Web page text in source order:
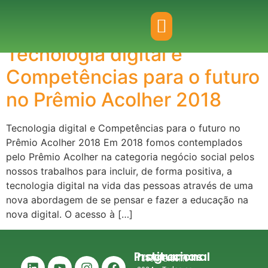
May 20, 2019
Tecnologia digital e
Competências para o futuro
no Prêmio Acolher 2018
Tecnologia digital e Competências para o futuro no
Prêmio Acolher 2018 Em 2018 fomos contemplados
pelo Prêmio Acolher na categoria negócio social pelos
nossos trabalhos para incluir, de forma positiva, a
tecnologia digital na vida das pessoas através de uma
nova abordagem de se pensar e fazer a educação na
nova digital. O acesso à […]
Institucional
Programas
Social Brasilis